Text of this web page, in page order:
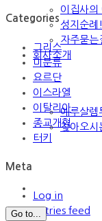
이집사의
성지순
자주묻는
회사소개
예루살렘
찾아오시
Go to...
Categories
그리스
미분류
요르단
이스라엘
이탈리아
종교개혁
터키
Meta
Log in
Entries feed